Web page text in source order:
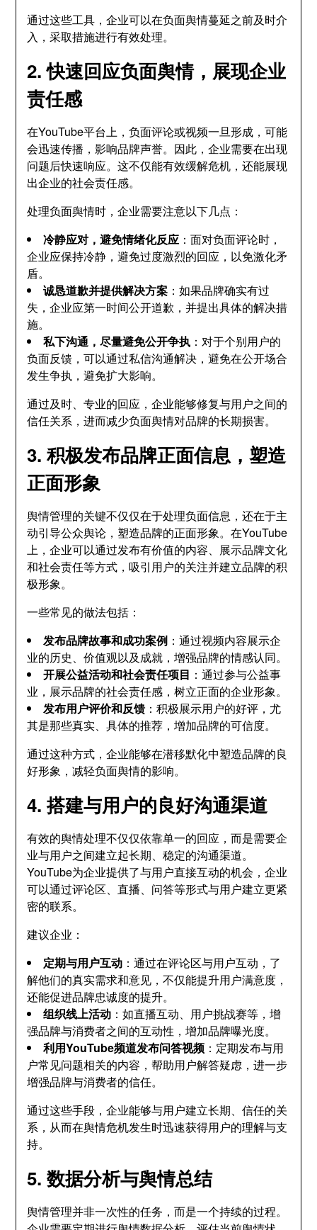
通过这些工具，企业可以在负面舆情蔓延之前及时介
入，采取措施进行有效处理。
2. 快速回应负面舆情，展现企业
责任感
在YouTube平台上，负面评论或视频一旦形成，可能
会迅速传播，影响品牌声誉。因此，企业需要在出现
问题后快速响应。这不仅能有效缓解危机，还能展现
出企业的社会责任感。
处理负面舆情时，企业需要注意以下几点：
冷静应对，避免情绪化反应 ：面对负面评论时，
企业应保持冷静，避免过度激烈的回应，以免激化矛
盾。
诚恳道歉并提供解决方案 ：如果品牌确实有过
失，企业应第一时间公开道歉，并提出具体的解决措
施。
私下沟通，尽量避免公开争执 ：对于个别用户的
负面反馈，可以通过私信沟通解决，避免在公开场合
发生争执，避免扩大影响。
通过及时、专业的回应，企业能够修复与用户之间的
信任关系，进而减少负面舆情对品牌的长期损害。
3. 积极发布品牌正面信息，塑造
正面形象
舆情管理的关键不仅仅在于处理负面信息，还在于主
动引导公众舆论，塑造品牌的正面形象。在YouTube
上，企业可以通过发布有价值的内容、展示品牌文化
和社会责任等方式，吸引用户的关注并建立品牌的积
极形象。
一些常见的做法包括：
发布品牌故事和成功案例 ：通过视频内容展示企
业的历史、价值观以及成就，增强品牌的情感认同。
开展公益活动和社会责任项目 ：通过参与公益事
业，展示品牌的社会责任感，树立正面的企业形象。
发布用户评价和反馈 ：积极展示用户的好评，尤
其是那些真实、具体的推荐，增加品牌的可信度。
通过这种方式，企业能够在潜移默化中塑造品牌的良
好形象，减轻负面舆情的影响。
4. 搭建与用户的良好沟通渠道
有效的舆情处理不仅仅依靠单一的回应，而是需要企
业与用户之间建立起长期、稳定的沟通渠道。
YouTube为企业提供了与用户直接互动的机会，企业
可以通过评论区、直播、问答等形式与用户建立更紧
密的联系。
建议企业：
定期与用户互动 ：通过在评论区与用户互动，了
解他们的真实需求和意见，不仅能提升用户满意度，
还能促进品牌忠诚度的提升。
组织线上活动 ：如直播互动、用户挑战赛等，增
强品牌与消费者之间的互动性，增加品牌曝光度。
利用YouTube频道发布问答视频 ：定期发布与用
户常见问题相关的内容，帮助用户解答疑虑，进一步
增强品牌与消费者的信任。
通过这些手段，企业能够与用户建立长期、信任的关
系，从而在舆情危机发生时迅速获得用户的理解与支
持。
5. 数据分析与舆情总结
舆情管理并非一次性的任务，而是一个持续的过程。